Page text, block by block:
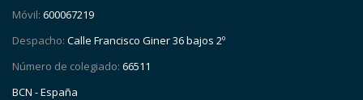
Móvil: 600067219
Despacho: Calle Francisco Giner 36 bajos 2º
Número de colegiado: 66511
BCN - España